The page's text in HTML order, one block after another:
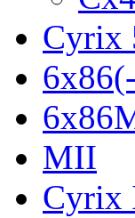
Cyrix
MII
Cyrix